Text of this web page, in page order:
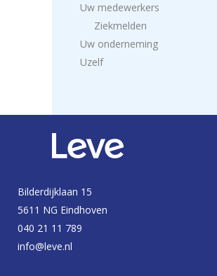
Uw medewerkers
Ziekmelden
Uw onderneming
Uzelf
Bilderdijklaan 15
5611 NG Eindhoven
040 21 11 789
info@leve.nl